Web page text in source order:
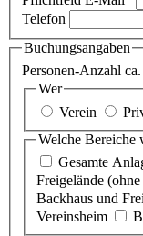
Telefon
Buchungsangaben
Personen-Anzahl ca.
Wer
Verein
Welche Bereiche
Gesamte
Freigelände
Backhaus und
Vereinsheim